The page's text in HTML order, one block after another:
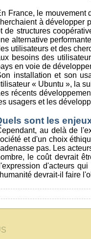
France, le mouvement
à développer
de structures
alternative
utilisateurs et des
besoins des
en voie de
installation et son
« Ubuntu », la
récents
usagers et les
sont les
au delà de
et d'un choix
pas. Les
le coût devrait
d'acteurs
devrait-il faire